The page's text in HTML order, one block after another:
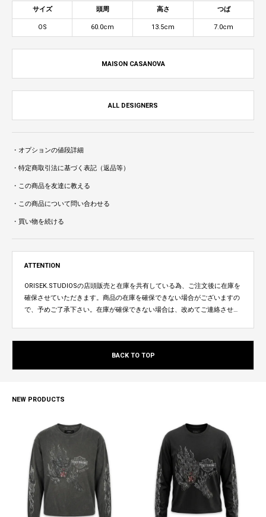
サイズ 頭周 高さ つば
OS 60.0cm 13.5cm 7.0cm
MAISON CASANOVA
ALL DESIGNERS
・オプションの値段詳細
・特定商取引法に基づく表記（返品等）
・この商品を友達に教える
・この商品について問い合わせる
・買い物を続ける
ATTENTION
ORISEK.STUDIOSの店頭販売と在庫を共有している為、ご注文後に在庫を
確保させていただきます。商品の在庫を確保できない場合がございますの
で、予めご了承下さい。在庫が確保できない場合は、改めてご連絡させて
BACK TO TOP
NEW PRODUCTS